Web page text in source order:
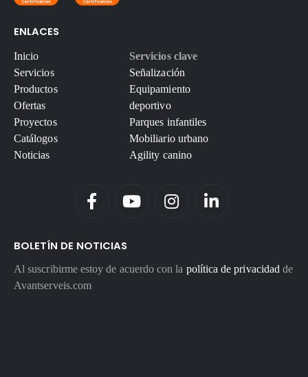
ENLACES
Inicio
Servicios
Productos
Ofertas
Proyectos
Catálogos
Noticias
Servicios clave
Señalización
Equipamiento
deportivo
Parques infantiles
Mobiliario urbano
Agility canino
BOLETÍN DE NOTICIAS
Al suscribirme estoy de acuerdo con la política de privacidad de
Avantserveis.com